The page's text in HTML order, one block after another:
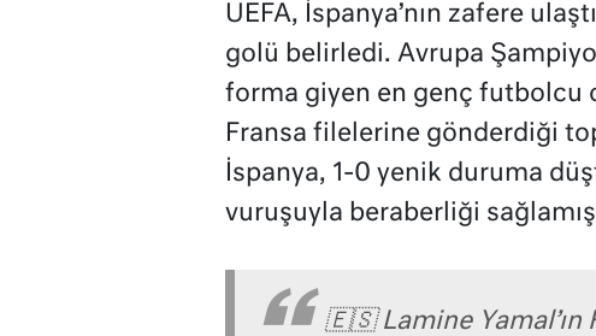
UEFA, İspanya’nın zafere
golü belirledi. Avrupa
forma giyen en genç futbolcu
Fransa filelerine gönderdiği
İspanya, 1-0 yenik duruma
vuruşuyla beraberliği
🇪🇸 Lamine Yamal’ın